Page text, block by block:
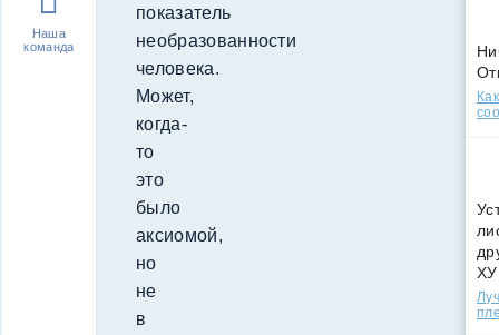
Наша
команда
показатель
необразованности
человека.
Может,
когда-
то
это
было
аксиомой,
но
не
в